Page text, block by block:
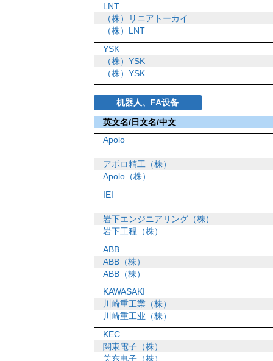
LNT
（株）リニアトーカイ
（株）LNT
YSK
（株）YSK
（株）YSK
机器人、FA设备
英文名/日文名/中文
Apolo
アポロ精工（株）
Apolo（株）
IEI
岩下エンジニアリング（株）
岩下工程（株）
ABB
ABB（株）
ABB（株）
KAWASAKI
川崎重工業（株）
川崎重工业（株）
KEC
関東電子（株）
关东电子（株）